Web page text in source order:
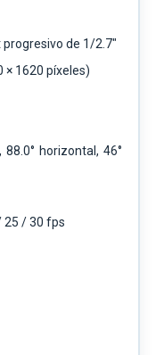
de 1/2.7"
× 1620 píxeles)
horizontal, 46°
25 / 30 fps